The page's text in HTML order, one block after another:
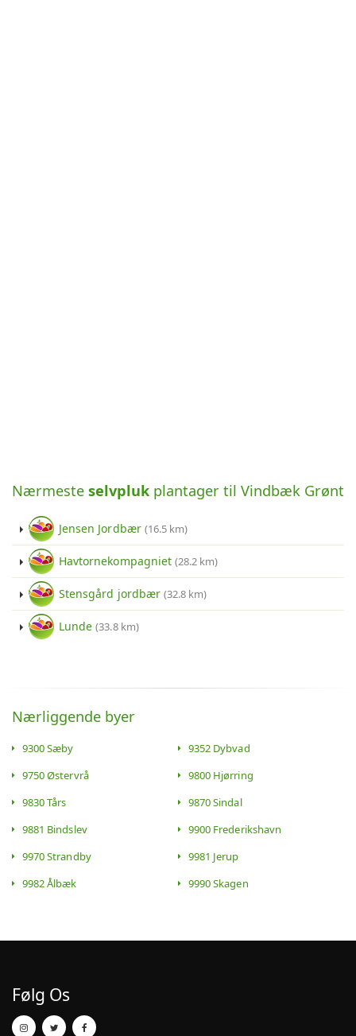
Nærmeste selvpluk plantager til Vindbæk Grønt
Jensen Jordbær (16.5 km)
Havtornekompagniet (28.2 km)
Stensgård jordbær (32.8 km)
Lunde(33.8 km)
Nærliggende byer
9300 Sæby
9352 Dybvad
9750 Østervrå
9800 Hjørring
9830 Tårs
9870 Sindal
9881 Bindslev
9900 Frederikshavn
9970 Strandby
9981 Jerup
9982 Ålbæk
9990 Skagen
Følg Os